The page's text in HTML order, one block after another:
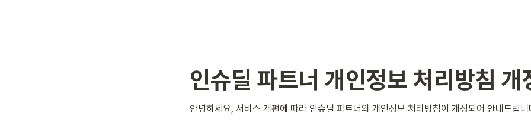
인슈딜 파트너 개인정보 처리방침 개
안녕하세요, 서비스 개편에 따라 인슈딜 파트너의 개인정보 처리방침이 개정되어 안내드립니